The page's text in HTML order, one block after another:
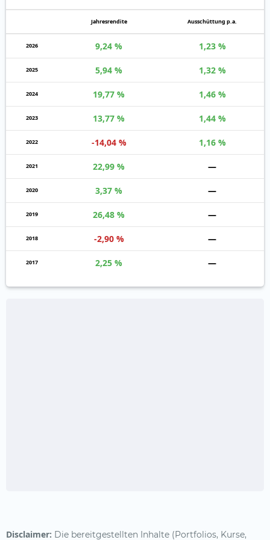
Jahres­rendite Auss­chüt­tung p.a.
2026 9,24 % 1,23 %
2025 5,94 % 1,32 %
2024 19,77 % 1,46 %
2023 13,77 % 1,44 %
2022 -14,04 % 1,16 %
2021 22,99 % —
2020 3,37 % —
2019 26,48 % —
2018 -2,90 % —
2017 2,25 % —
Disclaimer: Die bereitgestellten Inhalte (Portfolios, Kurse,